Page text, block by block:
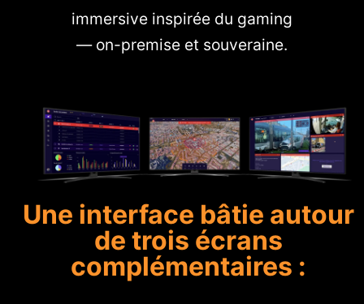
immersive inspirée du gaming
— on-premise et souveraine.
Une interface bâtie autour
de trois écrans
complémentaires :